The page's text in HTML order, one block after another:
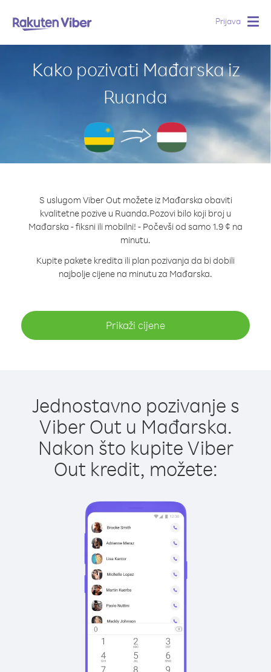
Prijava
Kako pozivati Mađarska iz
Ruanda
S uslugom Viber Out možete iz Mađarska obaviti
kvalitetne pozive u Ruanda.Pozovi bilo koji broj u
Mađarska - fiksni ili mobilni! - Počevši od samo 1.9 ¢ na
minutu.
Kupite pakete kredita ili plan pozivanja da bi dobili
najbolje cijene na minutu za Mađarska.
Prikaži cijene
Jednostavno pozivanje s
Viber Out u Mađarska.
Nakon što kupite Viber
Out kredit, možete: